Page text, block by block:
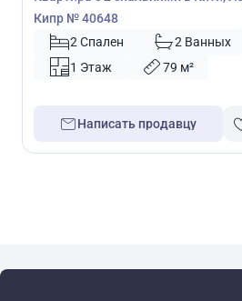
Кипр № 40648
2 Спален
2 Ванных
1 Этаж
79 м²
Написать продавцу